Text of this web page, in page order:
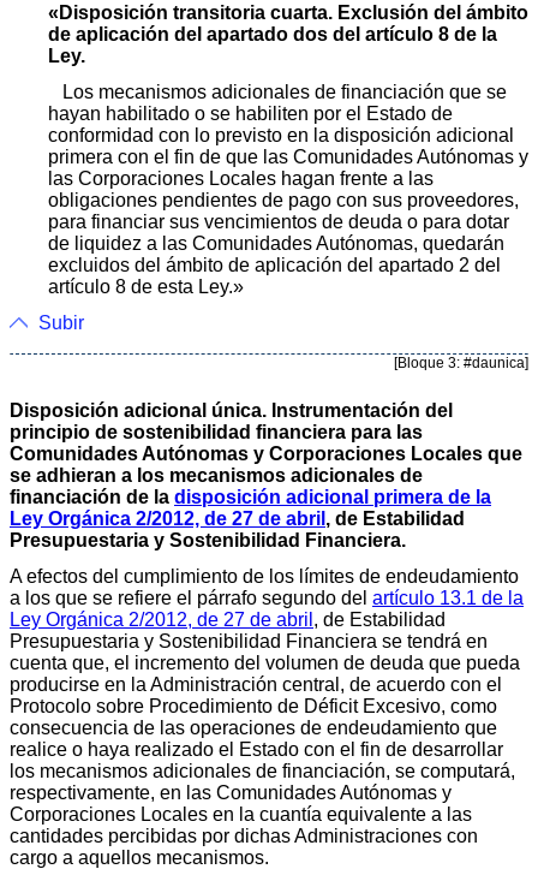
«Disposición transitoria cuarta. Exclusión del ámbito
de aplicación del apartado dos del artículo 8 de la
Ley.
Los mecanismos adicionales de financiación que se
hayan habilitado o se habiliten por el Estado de
conformidad con lo previsto en la disposición adicional
primera con el fin de que las Comunidades Autónomas y
las Corporaciones Locales hagan frente a las
obligaciones pendientes de pago con sus proveedores,
para financiar sus vencimientos de deuda o para dotar
de liquidez a las Comunidades Autónomas, quedarán
excluidos del ámbito de aplicación del apartado 2 del
artículo 8 de esta Ley.»
Subir
[Bloque 3: #daunica]
Disposición adicional única. Instrumentación del
principio de sostenibilidad financiera para las
Comunidades Autónomas y Corporaciones Locales que
se adhieran a los mecanismos adicionales de
financiación de la disposición adicional primera de la
Ley Orgánica 2/2012, de 27 de abril , de Estabilidad
Presupuestaria y Sostenibilidad Financiera.
A efectos del cumplimiento de los límites de endeudamiento
a los que se refiere el párrafo segundo del artículo 13.1 de la
Ley Orgánica 2/2012, de 27 de abril , de Estabilidad
Presupuestaria y Sostenibilidad Financiera se tendrá en
cuenta que, el incremento del volumen de deuda que pueda
producirse en la Administración central, de acuerdo con el
Protocolo sobre Procedimiento de Déficit Excesivo, como
consecuencia de las operaciones de endeudamiento que
realice o haya realizado el Estado con el fin de desarrollar
los mecanismos adicionales de financiación, se computará,
respectivamente, en las Comunidades Autónomas y
Corporaciones Locales en la cuantía equivalente a las
cantidades percibidas por dichas Administraciones con
cargo a aquellos mecanismos.